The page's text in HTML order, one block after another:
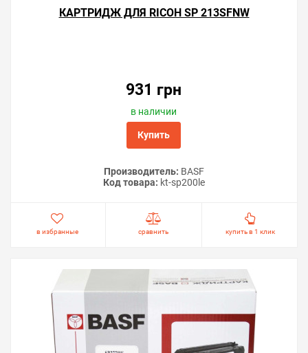
КАРТРИДЖ ДЛЯ RICOH SP 213SFNW
931 грн
в наличии
Купить
Производитель: BASF
Код товара: kt-sp200le
в избранные сравнить купить в 1 клик